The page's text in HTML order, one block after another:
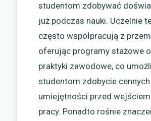
studentom zdobywać
już podczas nauki. Uczelnie
często współpracują z
oferując programy stażowe
praktyki zawodowe, co
studentom zdobycie cennych
umiejętności przed wejściem
pracy. Ponadto rośnie